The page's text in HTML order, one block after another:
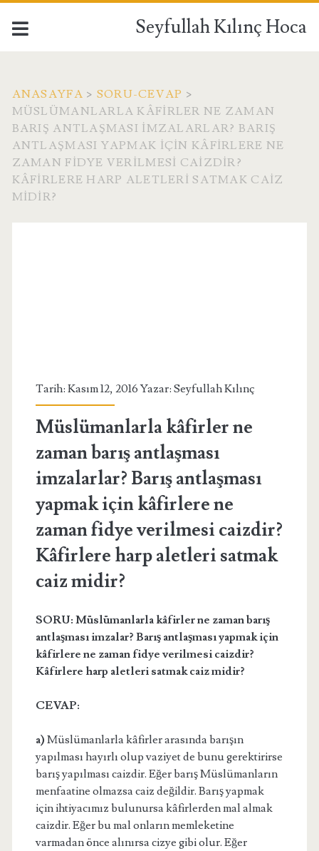
Seyfullah Kılınç Hoca
ANASAYFA > SORU-CEVAP >
MÜSLÜMANLARLA KÂFIRLER NE ZAMAN
BARIŞ ANTLAŞMASI IMZALARLAR? BARIŞ
ANTLAŞMASI YAPMAK IÇIN KÂFIRLERE NE
ZAMAN FIDYE VERILMESI CAIZDIR?
KÂFIRLERE HARP ALETLERI SATMAK CAIZ
MIDIR?
Tarih: Kasım 12, 2016 Yazar: Seyfullah Kılınç
Müslümanlarla kâfirler ne
zaman barış antlaşması
imzalarlar? Barış antlaşması
yapmak için kâfirlere ne
zaman fidye verilmesi caizdir?
Kâfirlere harp aletleri satmak
caiz midir?
SORU: Müslümanlarla kâfirler ne zaman barış
antlaşması imzalar? Barış antlaşması yapmak için
kâfirlere ne zaman fidye verilmesi caizdir?
Kâfirlere harp aletleri satmak caiz midir?
CEVAP:
a) Müslümanlarla kâfirler arasında barışın
yapılması hayırlı olup vaziyet de bunu gerektirirse
barış yapılması caizdir. Eğer barış Müslümanların
menfaatine olmazsa caiz değildir. Barış yapmak
için ihtiyacımız bulunursa kâfirlerden mal almak
caizdir. Eğer bu mal onların memleketine
varmadan önce alınırsa cizye gibi olur. Eğer